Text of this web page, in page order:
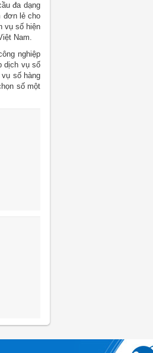
đa dạng
đơn lẻ cho
vụ số hiện
Nam.
nghiệp
dịch vụ số
số hàng
số một